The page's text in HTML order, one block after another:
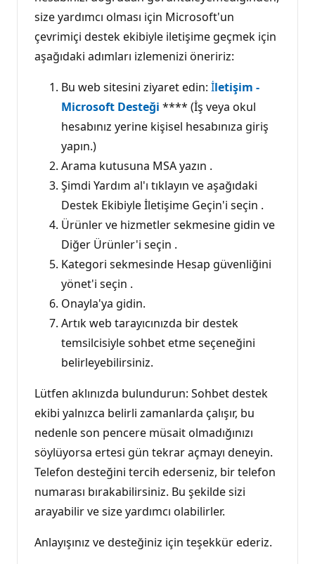
size yardımcı olması için Microsoft'un
çevrimiçi destek ekibiyle iletişime geçmek için
aşağıdaki adımları izlemenizi öneririz:
Bu web sitesini ziyaret edin: İletişim -
Microsoft Desteği **** (İş veya okul
hesabınız yerine kişisel hesabınıza giriş
yapın.)
Arama kutusuna MSA yazın .
Şimdi Yardım al'ı tıklayın ve aşağıdaki
Destek Ekibiyle İletişime Geçin'i seçin .
Ürünler ve hizmetler sekmesine gidin ve
Diğer Ürünler'i seçin .
Kategori sekmesinde Hesap güvenliğini
yönet'i seçin .
Onayla'ya gidin.
Artık web tarayıcınızda bir destek
temsilcisiyle sohbet etme seçeneğini
belirleyebilirsiniz.
Lütfen aklınızda bulundurun: Sohbet destek
ekibi yalnızca belirli zamanlarda çalışır, bu
nedenle son pencere müsait olmadığınızı
söylüyorsa ertesi gün tekrar açmayı deneyin.
Telefon desteğini tercih ederseniz, bir telefon
numarası bırakabilirsiniz. Bu şekilde sizi
arayabilir ve size yardımcı olabilirler.
Anlayışınız ve desteğiniz için teşekkür ederiz.